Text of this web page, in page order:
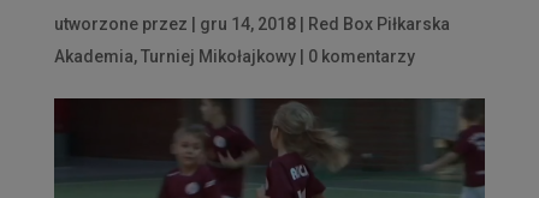
utworzone przez gru 14, 2018|
Red Box Piłkarska
Akademia,Turniej Mikołajkowy| 0 komentarzy